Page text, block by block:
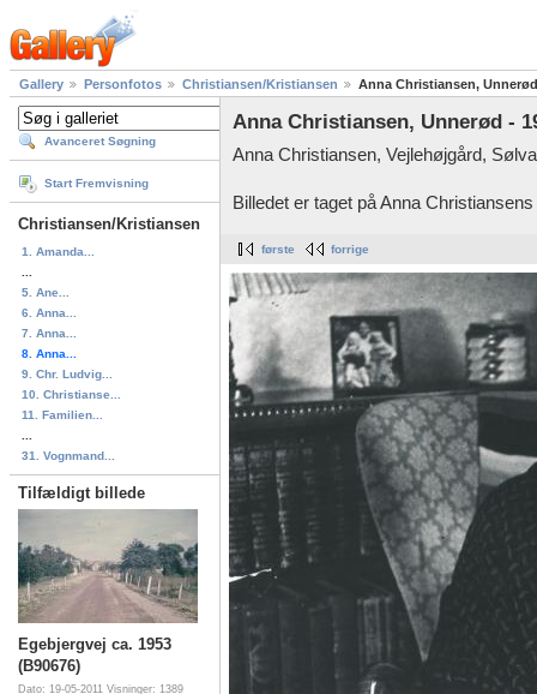
Gallery Personfotos Christiansen/Kristiansen Anna Christiansen,
Avanceret Søgning
Start Fremvisning
Christiansen/Kristiansen
1. Amanda...
5. Ane...
6. Anna...
7. Anna...
8. Anna...
9. Chr. Ludvig...
10. Christianse...
11. Familien...
31. Vognmand...
Tilfældigt billede
Egebjergvej ca. 1953
(B90676)
Dato: 19-05-2011 Visninger: 1389
Anna Christiansen, Unnerød -
Anna Christiansen, Vejlehøjgård,
Billedet er taget på Anna
første forrige